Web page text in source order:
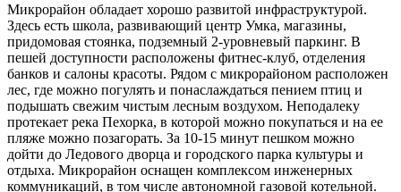
Микрорайон обладает хорошо развитой инфраструктурой.
Здесь есть школа, развивающий центр Умка, магазины,
придомовая стоянка, подземный 2-уровневый паркинг. В
пешей доступности расположены фитнес-клуб, отделения
банков и салоны красоты. Рядом с микрорайоном расположен
лес, где можно погулять и понаслаждаться пением птиц и
подышать свежим чистым лесным воздухом. Неподалеку
протекает река Пехорка, в которой можно покупаться и на ее
пляже можно позагорать. За 10-15 минут пешком можно
дойти до Ледового дворца и городского парка культуры и
отдыха. Микрорайон оснащен комплексом инженерных
коммуникаций, в том числе автономной газовой котельной.